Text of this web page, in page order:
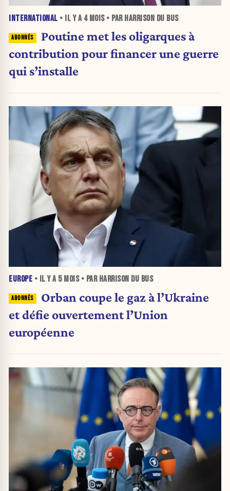
INTERNATIONAL • IL Y A 4 MOIS• PAR HARRISON DU BUS
Poutine met les oligarques à
contribution pour financer une guerre
qui s’installe
EUROPE • IL Y A 5 MOIS• PAR HARRISON DU BUS
Orban coupe le gaz à l’Ukraine
et défie ouvertement l’Union
européenne